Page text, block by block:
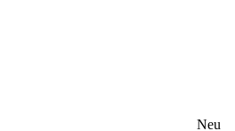
Neu